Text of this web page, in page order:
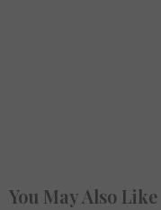
You May Also Like